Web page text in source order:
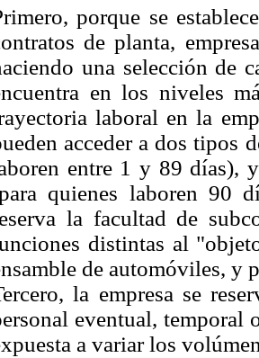
porque se
de planta,
una selección de
en los niveles
laboral en la
acceder a dos tipos
entre 1 y 89 días),
quienes laboren 90
la facultad de
distintas al
de automóviles, y
la empresa se
eventual, temporal
a variar los